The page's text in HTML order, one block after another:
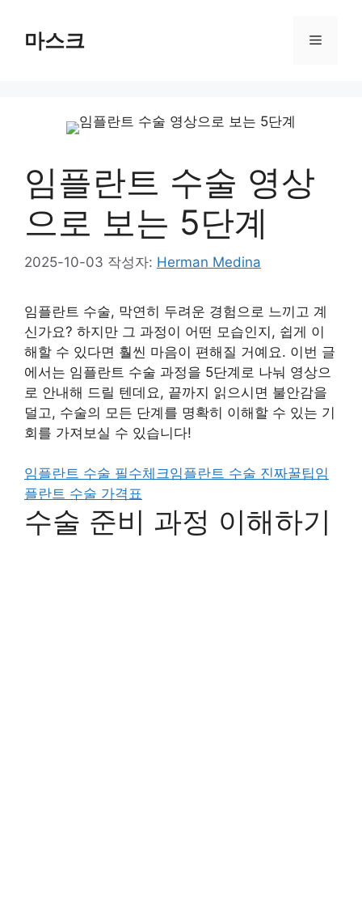
마스크 메
임플란트 수술 영상
으로 보는 5단계
2025-10-03 작성자: Herman Medina
임플란트 수술, 막연히 두려운 경험으로 느끼고 계
신가요? 하지만 그 과정이 어떤 모습인지, 쉽게 이
해할 수 있다면 훨씬 마음이 편해질 거예요. 이번 글
에서는 임플란트 수술 과정을 5단계로 나눠 영상으
로 안내해 드릴 텐데요, 끝까지 읽으시면 불안감을
덜고, 수술의 모든 단계를 명확히 이해할 수 있는 기
회를 가져보실 수 있습니다!
임플란트 수술 필수체크임플란트 수술 진짜꿀팁임
플란트 수술 가격표
수술 준비 과정 이해하기